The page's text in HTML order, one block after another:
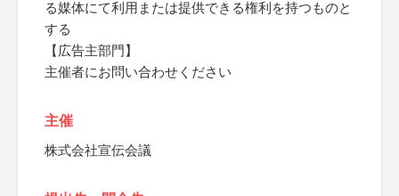
る媒体にて利用または提供できる権利を持つものと
する
【広告主部門】
主催者にお問い合わせください
主催
株式会社宣伝会議